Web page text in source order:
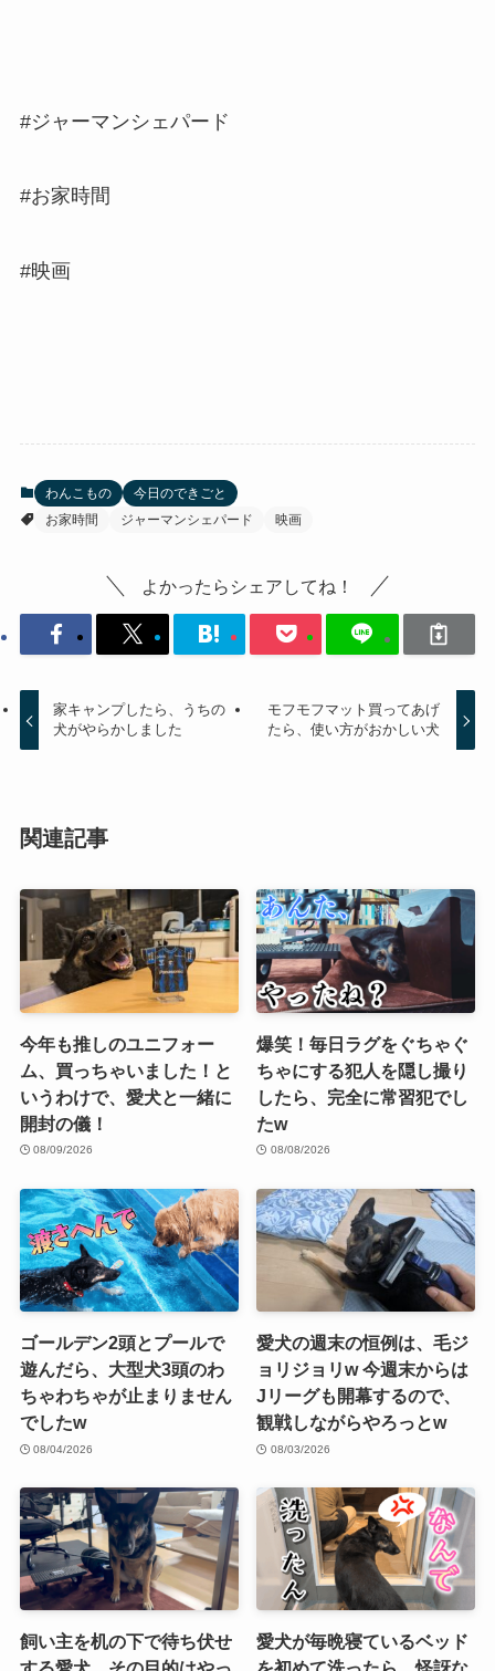
#ジャーマンシェパード
#お家時間
#映画
わんこもの
今日のできごと
お家時間
ジャーマンシェパード 映画
よかったらシェアしてね！
家キャンプしたら、うちの
犬がやらかしました
モフモフマット買ってあげ
たら、使い方がおかしい犬
関連記事
今年も推しのユニフォー
ム、買っちゃいました！と
いうわけで、愛犬と一緒に
開封の儀！
08/09/2026
爆笑！毎日ラグをぐちゃぐ
ちゃにする犯人を隠し撮り
したら、完全に常習犯でし
たw
08/08/2026
ゴールデン2頭とプールで
遊んだら、大型犬3頭のわ
ちゃわちゃが止まりません
でしたw
08/04/2026
愛犬の週末の恒例は、毛ジ
ョリジョリw 今週末からは
Jリーグも開幕するので、
観戦しながらやろっとw
08/03/2026
飼い主を机の下で待ち伏せ
愛犬が毎晩寝ているベッド